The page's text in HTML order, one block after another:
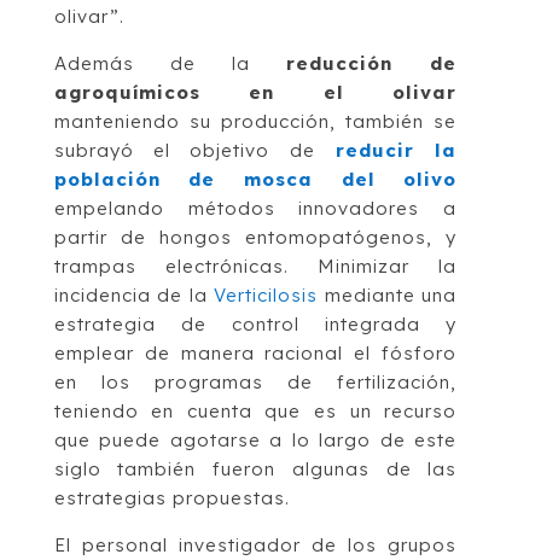
olivar”.
Además de la reducción de
agroquímicos en el olivar
manteniendo su producción, también se
subrayó el objetivo de reducir la
población de mosca del olivo
empelando métodos innovadores a
partir de hongos entomopatógenos, y
trampas electrónicas. Minimizar la
incidencia de laVerticilosis mediante una
estrategia de control integrada y
emplear de manera racional el fósforo
en los programas de fertilización,
teniendo en cuenta que es un recurso
que puede agotarse a lo largo de este
siglo también fueron algunas de las
estrategias propuestas.
El personal investigador de los grupos